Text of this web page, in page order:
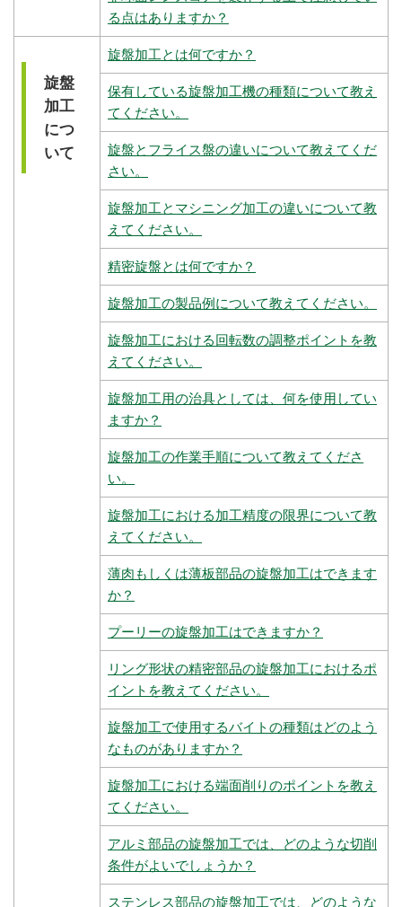
る点はありますか？
旋盤
加工
につ
いて
旋盤加工とは何ですか？
保有している旋盤加工機の種類について教え
てください。
旋盤とフライス盤の違いについて教えてくだ
さい。
旋盤加工とマシニング加工の違いについて教
えてください。
精密旋盤とは何ですか？
旋盤加工の製品例について教えてください。
旋盤加工における回転数の調整ポイントを教
えてください。
旋盤加工用の治具としては、何を使用してい
ますか？
旋盤加工の作業手順について教えてくださ
い。
旋盤加工における加工精度の限界について教
えてください。
薄肉もしくは薄板部品の旋盤加工はできます
か？
プーリーの旋盤加工はできますか？
リング形状の精密部品の旋盤加工におけるポ
イントを教えてください。
旋盤加工で使用するバイトの種類はどのよう
なものがありますか？
旋盤加工における端面削りのポイントを教え
てください。
アルミ部品の旋盤加工では、どのような切削
条件がよいでしょうか？
ステンレス部品の旋盤加工では、どのような